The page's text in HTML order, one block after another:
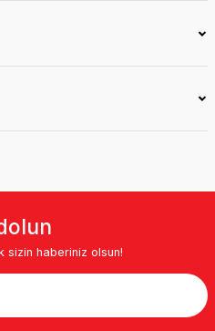
sizin haberiniz olsun!